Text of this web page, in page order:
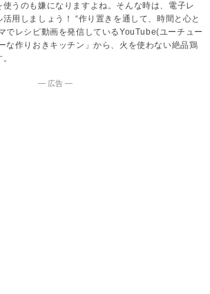
うのも嫌になりますよね。そんな時は、電子レ
用しましょう！ “作り置きを通して、時間と心と
でレシピ動画を発信しているYouTube(ユーチュー
な作りおきキッチン」から、火を使わない絶品鶏
― 広告 ―